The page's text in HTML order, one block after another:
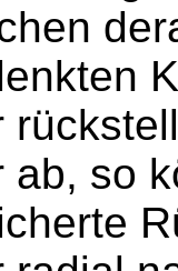
ab, so